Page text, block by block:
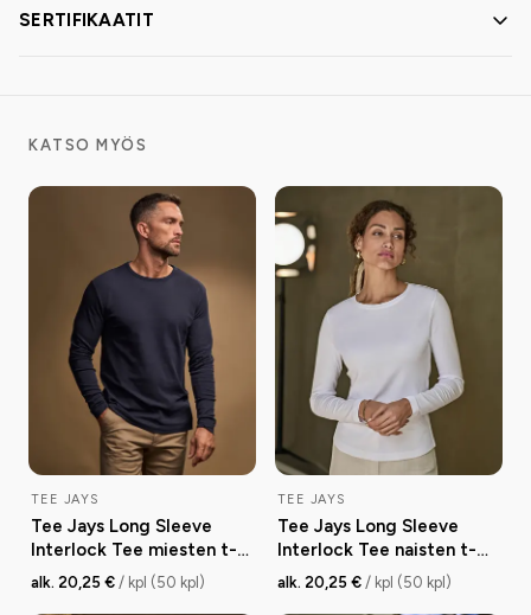
SERTIFIKAATIT
KATSO MYÖS
TEE JAYS
Tee Jays Long Sleeve
Interlock Tee miesten t-
paita
alk. 20,25 € / kpl (50 kpl)
TEE JAYS
Tee Jays Long Sleeve
Interlock Tee naisten t-
paita
alk. 20,25 € / kpl (50 kpl)